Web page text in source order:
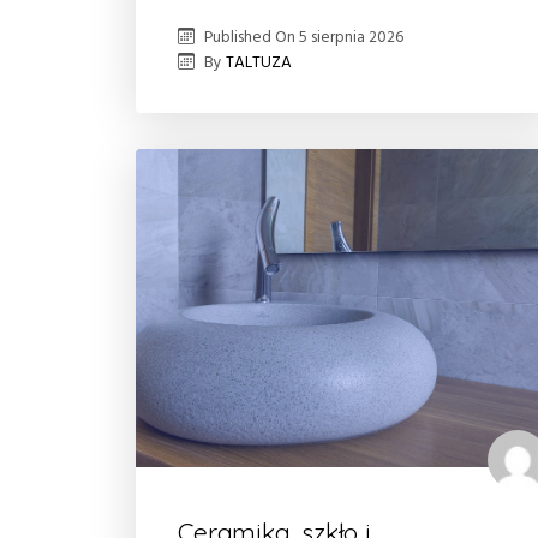
Published On5 sierpnia 2026
ByTALTUZA
Ceramika, szkło i